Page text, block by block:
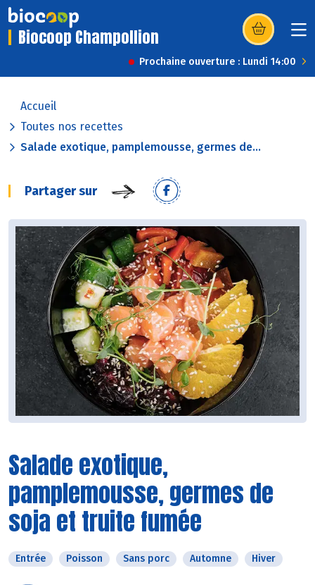
Biocoop Champollion (s’ouvre dans
Prochaine ouverture : Lundi 14:00
Accueil
Toutes nos recettes
Salade exotique, pamplemousse, germes de...
Partager sur
Salade exotique,
pamplemousse, germes de
soja et truite fumée
Entrée Poisson Sans porc Automne Hiver